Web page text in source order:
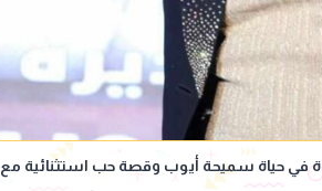
في حياة سميحة أيوب وقصة حب استثنائية مع